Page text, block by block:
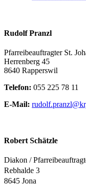
Rudolf Pranzl
Pfarreibeauftragter St.
Herrenberg 45
8640 Rapperswil
Telefon: 055 225 78 11
E-Mail:
Robert Schätzle
Diakon /
Rebhalde 3
8645 Jona